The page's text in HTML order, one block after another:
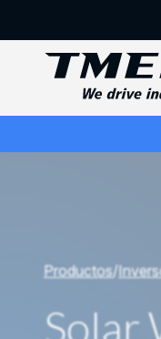
Productos/
Solar